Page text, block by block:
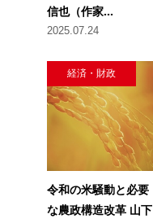
信也（作家...
2025.07.24
経済・財政
令和の米騒動と必要
な農政構造改革 山下